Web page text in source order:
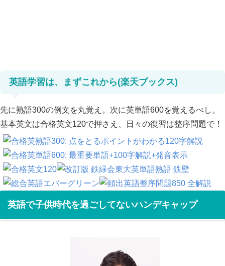
英語学習は、まずこれから(楽天ブックス)
先に熟語300の例文を丸覚え。次に英単語600を覚えるべし。
基本英文は合格英文120で押さえ、日々の復習は整序問題で！
英語で子供時代を過ごしてないハンデキャップ